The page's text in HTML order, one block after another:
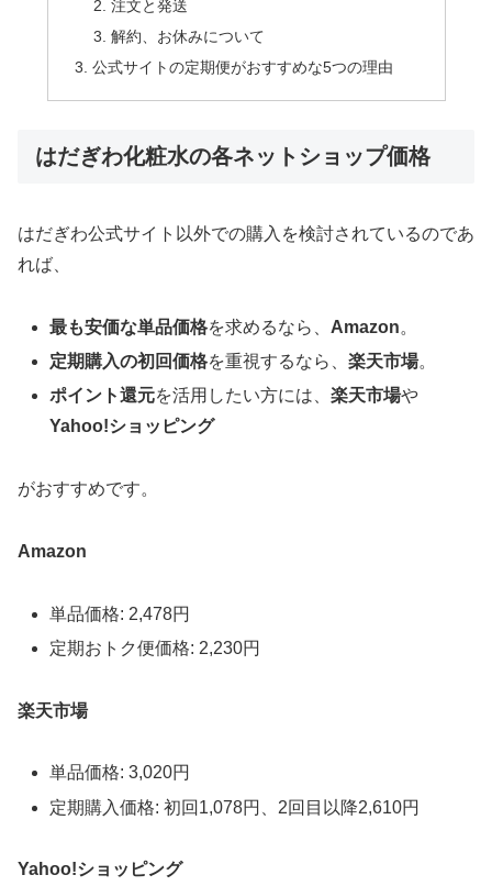
注文と発送
解約、お休みについて
公式サイトの定期便がおすすめな5つの理由
はだぎわ化粧水の各ネットショップ価格
はだぎわ公式サイト以外での購入を検討されているのであ
れば、
最も安価な単品価格を求めるなら、 Amazon。
定期購入の初回価格を重視するなら、楽天市場。
ポイント還元を活用したい方には、楽天市場や
Yahoo!ショッピング
がおすすめです。
Amazon
単品価格: 2,478円
定期おトク便価格: 2,230円
楽天市場
単品価格: 3,020円
定期購入価格: 初回1,078円、2回目以降2,610円
Yahoo!ショッピング